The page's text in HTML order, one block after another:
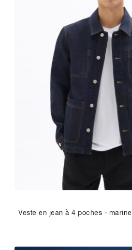
Veste en jean à 4 poches - marine